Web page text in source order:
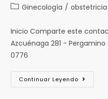
Ginecología / obstetricia
Inicio Comparte este
Azcuénaga 281 -
0776
Continuar Leyendo